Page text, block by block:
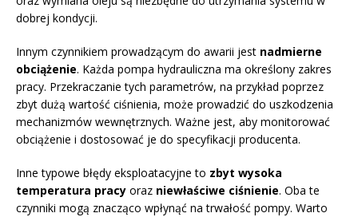
dobrej kondycji.
Innym czynnikiem prowadzącym do awarii jest nadmierne
obciążenie. Każda pompa hydrauliczna ma określony zakres
pracy. Przekraczanie tych parametrów, na przykład poprzez
zbyt dużą wartość ciśnienia, może prowadzić do uszkodzenia
mechanizmów wewnętrznych. Ważne jest, aby monitorować
obciążenie i dostosować je do specyfikacji producenta.
Inne typowe błędy eksploatacyjne to zbyt wysoka
temperatura pracy oraz niewłaściwe ciśnienie. Oba te
czynniki mogą znacząco wpłynąć na trwałość pompy. Warto